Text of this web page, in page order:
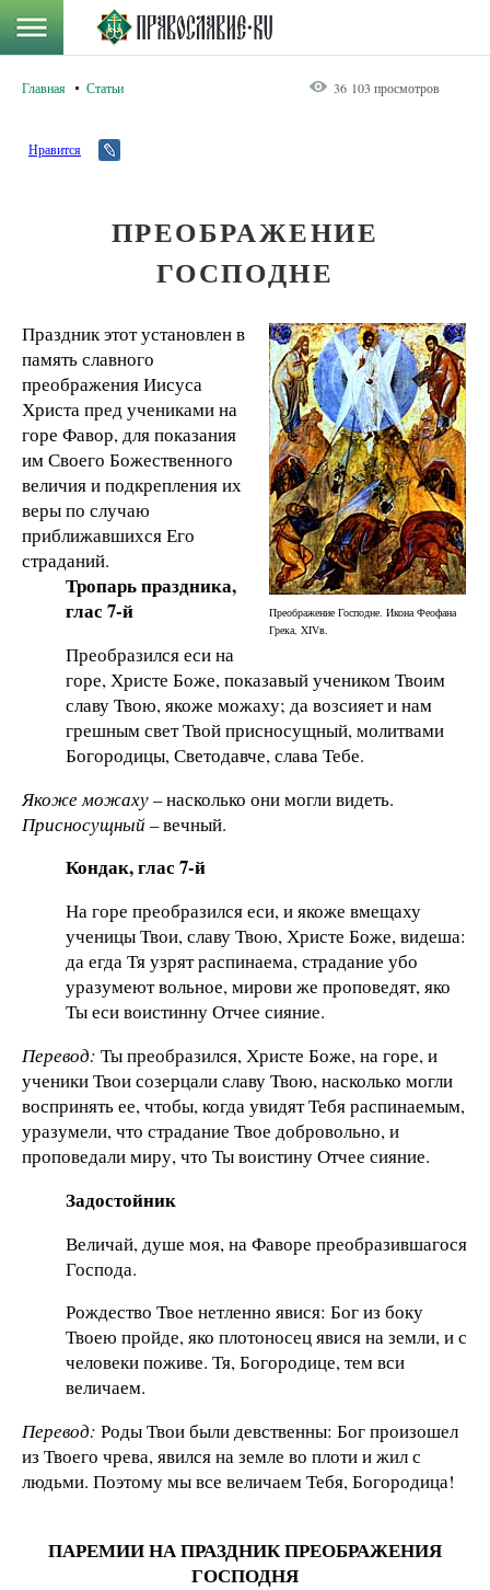
Главная Статьи 36 103 просмотров
Нравится
ПРЕОБРАЖЕНИЕ
ГОСПОДНЕ
Преображение Господне. Икона Феофана
Грека, XIVв.
Праздник этот установлен в
память славного
преображения Иисуса
Христа пред учениками на
горе Фавор, для показания
им Своего Божественного
величия и подкрепления их
веры по случаю
приближавшихся Его
страданий.
Тропарь праздника,
глас 7-й
Преобразился еси на
горе, Христе Боже, показавый учеником Твоим
славу Твою, якоже можаху; да возсияет и нам
грешным свет Твой присносущный, молитвами
Богородицы, Светодавче, слава Тебе.
Якоже можаху– насколько они могли видеть.
Присносущный– вечный.
Кондак, глас 7-й
На горе преобразился еси, и якоже вмещаху
ученицы Твои, славу Твою, Христе Боже, видеша:
да егда Тя узрят распинаема, страдание убо
уразумеют вольное, мирови же проповедят, яко
Ты еси воистинну Отчее сияние.
Перевод: Ты преобразился, Христе Боже, на горе, и
ученики Твои созерцали славу Твою, насколько могли
воспринять ее, чтобы, когда увидят Тебя распинаемым,
уразумели, что страдание Твое добровольно, и
проповедали миру, что Ты воистину Отчее сияние.
Задостойник
Величай, душе моя, на Фаворе преобразившагося
Господа.
Рождество Твое нетленно явися: Бог из боку
Твоею пройде, яко плотоносец явися на земли, и с
человеки поживе. Тя, Богородице, тем вси
величаем.
Перевод: Роды Твои были девственны: Бог произошел
из Твоего чрева, явился на земле во плоти и жил с
людьми. Поэтому мы все величаем Тебя, Богородица!
ПАРЕМИИ НА ПРАЗДНИК ПРЕОБРАЖЕНИЯ
ГОСПОДНЯ